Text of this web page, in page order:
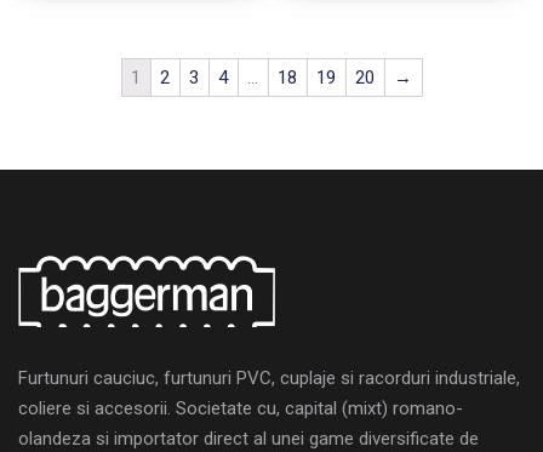
1 2 3 4 … 18 19 20 →
Furtunuri cauciuc, furtunuri PVC, cuplaje si racorduri industriale,
coliere si accesorii. Societate cu, capital (mixt) romano-
olandeza si importator direct al unei game diversificate de